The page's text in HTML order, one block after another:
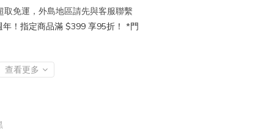
免運，外島地區請先與客服聯繫
！指定商品滿 $399 享95折！ *門
查看更多